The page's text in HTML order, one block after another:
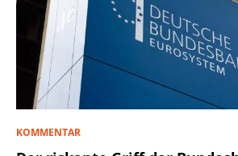
KOMMENTAR